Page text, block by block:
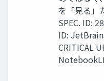
を「見る」
SPEC. ID:
ID:
CRITICAL